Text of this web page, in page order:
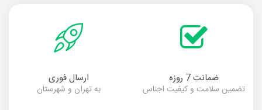
ضمانت 7 روزه
تضمین سلامت و کیفیت اجناس
ارسال فوری
به تهران و شهرستان